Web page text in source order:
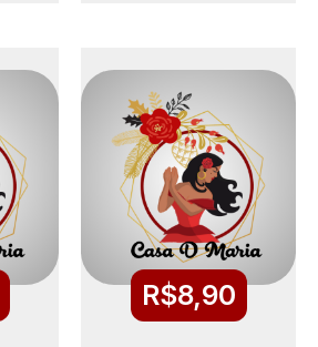
R$8,90